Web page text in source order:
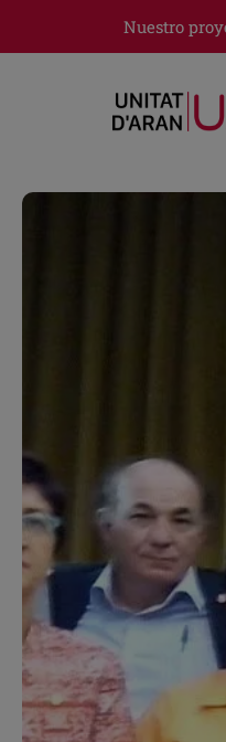
Nuestro